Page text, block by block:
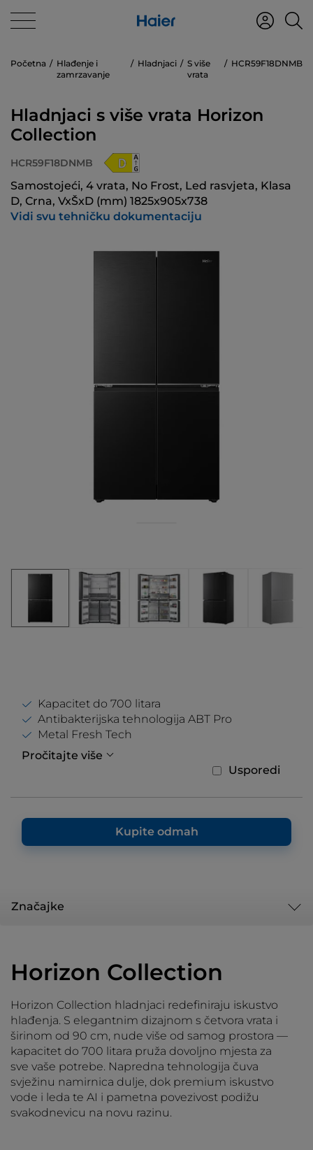
Početna
Hlađenje i
zamrzavanje
Hladnjaci
S više
vrata
HCR59F18DNMB
Hladnjaci s više vrata Horizon
Collection
HCR59F18DNMB
Samostojeći, 4 vrata, No Frost, Led rasvjeta, Klasa
D, Crna, VxŠxD (mm) 1825x905x738
Vidi svu tehničku dokumentaciju
Kapacitet do 700 litara
Antibakterijska tehnologija ABT Pro
Metal Fresh Tech
Pročitajte više
Usporedi
Kupite odmah
Značajke
Horizon Collection
Horizon Collection hladnjaci redefiniraju iskustvo
hlađenja. S elegantnim dizajnom s četvora vrata i
širinom od 90 cm, nude više od samog prostora —
kapacitet do 700 litara pruža dovoljno mjesta za
sve vaše potrebe. Napredna tehnologija čuva
svježinu namirnica dulje, dok premium iskustvo
vode i leda te AI i pametna povezivost podižu
svakodnevicu na novu razinu.